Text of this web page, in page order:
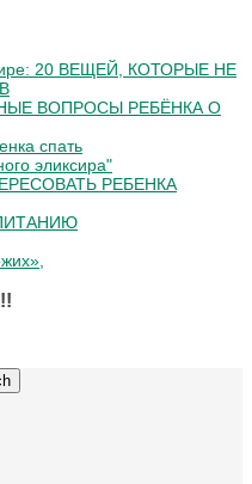
20 ВЕЩЕЙ, КОТОРЫЕ НЕ
ВОПРОСЫ РЕБЁНКА О
cпaть
эликсира"
РЕБЕНКА